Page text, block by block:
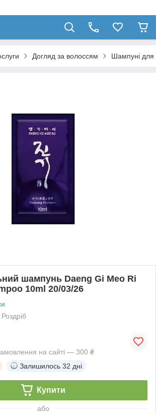
Догляд за волоссям Шампуні для
шампунь Daeng Gi Meo Ri
10ml 20/03/26
Роздріб
на сайті — 300 ₴
Залишилось 32 дні
Купити
або